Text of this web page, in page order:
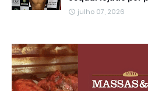
julho 07, 2026